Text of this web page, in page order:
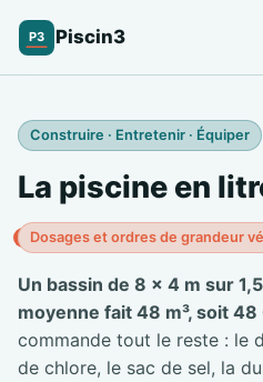
P3 Piscin3
Construire · Entretenir · Équiper
La piscine en
Dosages et ordres de grandeur
Un bassin de 8 × 4 m sur
moyenne fait 48 m³, soit
commande tout le reste : le
de chlore, le sac de sel, la